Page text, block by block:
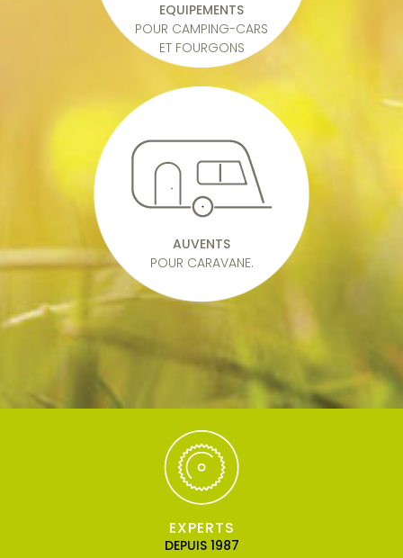
EQUIPEMENTS
POUR CAMPING-CARS
ET FOURGONS
AUVENTS
POUR CARAVANE.
EXPERTS
DEPUIS 1987